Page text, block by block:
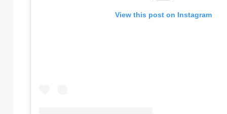
View this post on Instagram